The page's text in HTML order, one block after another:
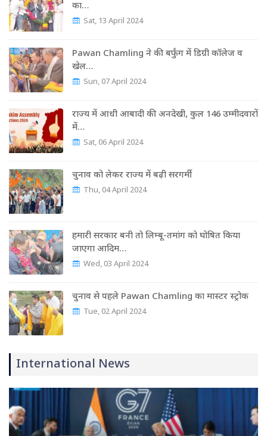
का…
Sat, 13 April 2024
Pawan Chamling ने की बर्फुंग में डिग्री कॉलेज व
खेल…
Sun, 07 April 2024
राज्‍य में आधी आबादी की अनदेखी, कुल 146 उम्‍मीदवारों
में…
Sat, 06 April 2024
चुनाव को लेकर राज्‍य में बढ़ी सरगर्मी
Thu, 04 April 2024
हमारी सरकार बनी तो लिम्बू-तमांग को घोषित किया
जाएगा आदिम…
Wed, 03 April 2024
चुनाव से पहले Pawan Chamling का मास्‍टर स्‍ट्रोक
Tue, 02 April 2024
International News